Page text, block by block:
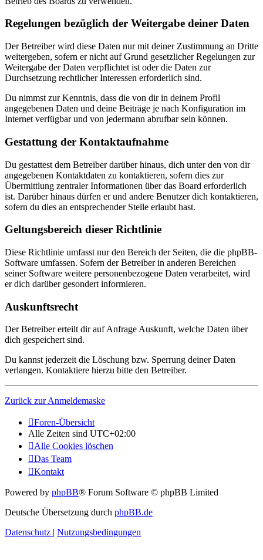
Regelungen bezüglich der Weitergabe deiner Daten
Der Betreiber wird diese Daten nur mit deiner Zustimmung an Dritte
weitergeben, sofern er nicht auf Grund gesetzlicher Regelungen zur
Weitergabe der Daten verpflichtet ist oder die Daten zur
Durchsetzung rechtlicher Interessen erforderlich sind.
Du nimmst zur Kenntnis, dass die von dir in deinem Profil
angegebenen Daten und deine Beiträge je nach Konfiguration im
Internet verfügbar und von jedermann abrufbar sein können.
Gestattung der Kontaktaufnahme
Du gestattest dem Betreiber darüber hinaus, dich unter den von dir
angegebenen Kontaktdaten zu kontaktieren, sofern dies zur
Übermittlung zentraler Informationen über das Board erforderlich
ist. Darüber hinaus dürfen er und andere Benutzer dich kontaktieren,
sofern du dies an entsprechender Stelle erlaubt hast.
Geltungsbereich dieser Richtlinie
Diese Richtlinie umfasst nur den Bereich der Seiten, die die phpBB-
Software umfassen. Sofern der Betreiber in anderen Bereichen
seiner Software weitere personenbezogene Daten verarbeitet, wird
er dich darüber gesondert informieren.
Auskunftsrecht
Der Betreiber erteilt dir auf Anfrage Auskunft, welche Daten über
dich gespeichert sind.
Du kannst jederzeit die Löschung bzw. Sperrung deiner Daten
verlangen. Kontaktiere hierzu bitte den Betreiber.
Zurück zur Anmeldemaske
Foren-Übersicht
Alle Zeiten sind UTC+02:00
Alle Cookies löschen
Das Team
Kontakt
Powered by phpBB® Forum Software © phpBB Limited
Deutsche Übersetzung durch phpBB.de
Datenschutz | Nutzungsbedingungen